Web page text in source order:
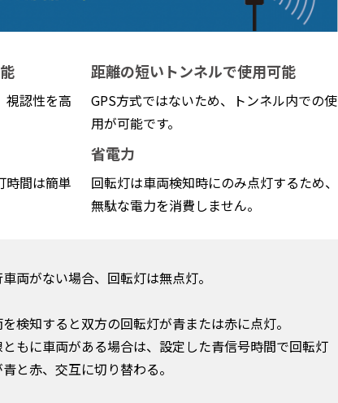
視認性を高
距離の短いトンネルで使用可能
GPS方式ではないため、トンネル内での使
用が可能です。
時間は簡単
省電力
回転灯は車両検知時にのみ点灯するため、
無駄な電力を消費しません。
両がない場合、回転灯は無点灯。
検知すると双方の回転灯が青または赤に点灯。
ともに車両がある場合は、設定した青信号時間で回転灯
と赤、交互に切り替わる。